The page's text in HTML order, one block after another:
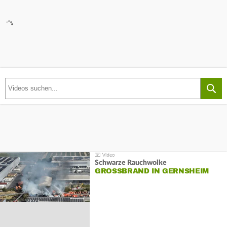
Schwarze Rauchwolke
GROSSBRAND IN GERNSHEIM